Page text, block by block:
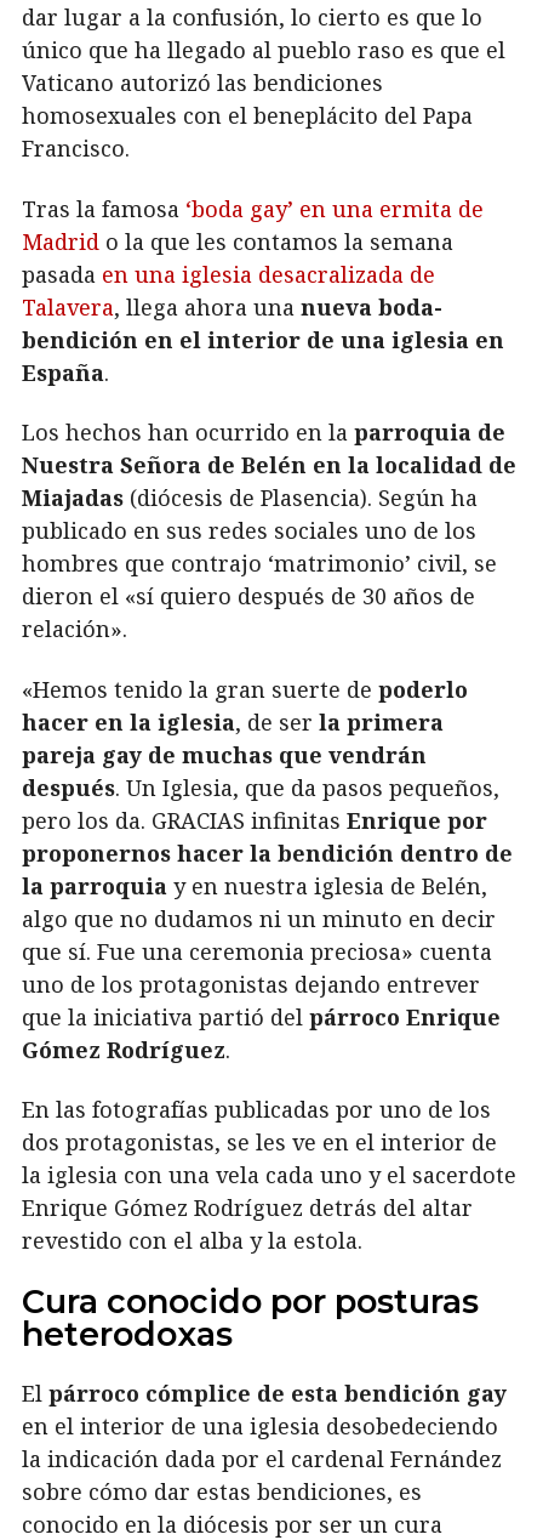
dar lugar a la confusión, lo cierto es que lo
único que ha llegado al pueblo raso es que el
Vaticano autorizó las bendiciones
homosexuales con el beneplácito del Papa
Francisco.
Tras la famosa ‘boda gay’ en una ermita de
Madrid o la que les contamos la semana
pasada en una iglesia desacralizada de
Talavera, llega ahora una nueva boda-
bendición en el interior de una iglesia en
España.
Los hechos han ocurrido en la parroquia de
Nuestra Señora de Belén en la localidad de
Miajadas (diócesis de Plasencia). Según ha
publicado en sus redes sociales uno de los
hombres que contrajo ‘matrimonio’ civil, se
dieron el «sí quiero después de 30 años de
relación».
«Hemos tenido la gran suerte de poderlo
hacer en la iglesia, de ser la primera
pareja gay de muchas que vendrán
después. Un Iglesia, que da pasos pequeños,
pero los da. GRACIAS infinitas Enrique por
proponernos hacer la bendición dentro de
la parroquia y en nuestra iglesia de Belén,
algo que no dudamos ni un minuto en decir
que sí. Fue una ceremonia preciosa» cuenta
uno de los protagonistas dejando entrever
que la iniciativa partió del párroco Enrique
Gómez Rodríguez.
En las fotografías publicadas por uno de los
dos protagonistas, se les ve en el interior de
la iglesia con una vela cada uno y el sacerdote
Enrique Gómez Rodríguez detrás del altar
revestido con el alba y la estola.
Cura conocido por posturas
heterodoxas
El párroco cómplice de esta bendición gay
en el interior de una iglesia desobedeciendo
la indicación dada por el cardenal Fernández
sobre cómo dar estas bendiciones, es
conocido en la diócesis por ser un cura